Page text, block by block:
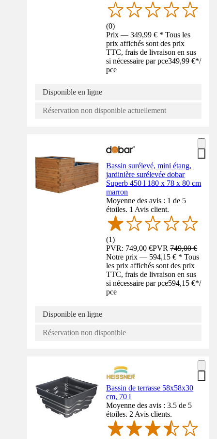
(0)
Prix — 349,99 € * Tous les
prix affichés sont des prix
TTC, frais de livraison en sus
si nécessaire par pce349,99 €*/
pce
Disponible en ligne
Réservation non disponible actuellement
Bassin surélevé, mini étang,
jardinière surélevée dobar
Superb 450 l 180 x 78 x 80 cm
marron
Moyenne des avis : 1 de 5
étoiles. 1 Avis client.
(1)
PVR: 749,00 €PVR749,00 €
Notre prix — 594,15 € * Tous
les prix affichés sont des prix
TTC, frais de livraison en sus
si nécessaire par pce594,15 €*/
pce
Disponible en ligne
Réservation non disponible
Bassin de terrasse 58x58x30
cm, 70 l
Moyenne des avis : 3.5 de 5
étoiles. 2 Avis clients.